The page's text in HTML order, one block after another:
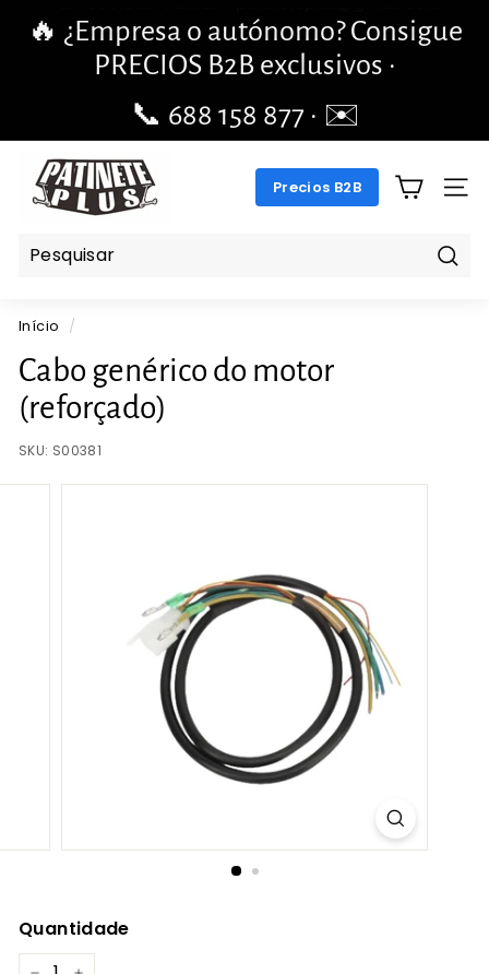
para
slideshow
pausa
🔥 ¿Empresa o autónomo? Consigue
PRECIOS B2B exclusivos ·
📞 688 158 877 · ✉️
pengchengbrillante@gmail.com
A
T
E
P
L
U
S.
Precios B2B
Início /
Cabo genérico do motor
(reforçado)
SKU: S00381
Quantidade